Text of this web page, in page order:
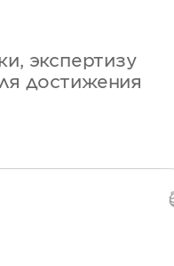
экспертизу
достижения